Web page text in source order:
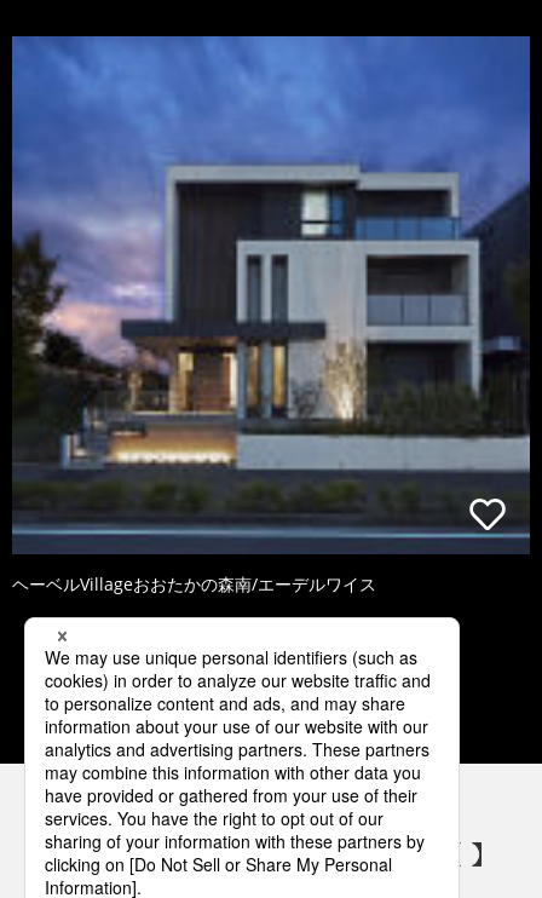
ヘーベルVillageおおたかの森南/エーデルワイス
1 2 3 4 5
パナソニックの電気設備 SNSアカウント